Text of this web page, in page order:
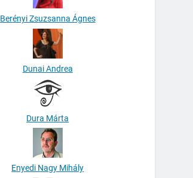
Berényi Zsuzsanna Ágnes
Dunai Andrea
Dura Márta
Enyedi Nagy Mihály